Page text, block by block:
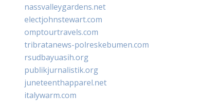
nassvalleygardens.net
electjohnstewart.com
omptourtravels.com
tribratanews-polreskebumen.com
rsudbayuasih.org
publikjurnalistik.org
juneteenthapparel.net
italywarm.com